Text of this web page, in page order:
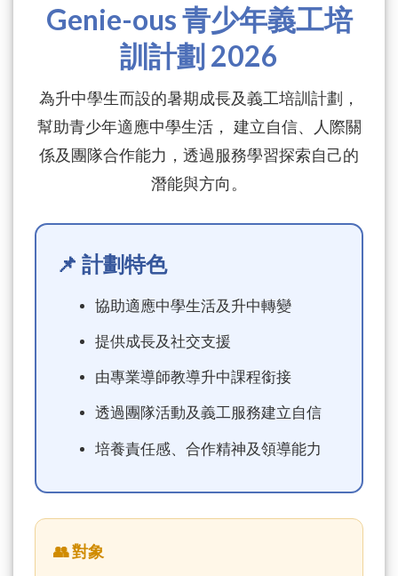
Genie-ous 青少年義工培
訓計劃 2026
為升中學生而設的暑期成長及義工培訓計劃，
幫助青少年適應中學生活， 建立自信、人際關
係及團隊合作能力，透過服務學習探索自己的
潛能與方向。
📌 計劃特色
協助適應中學生活及升中轉變
提供成長及社交支援
由專業導師教導升中課程銜接
透過團隊活動及義工服務建立自信
培養責任感、合作精神及領導能力
👥 對象